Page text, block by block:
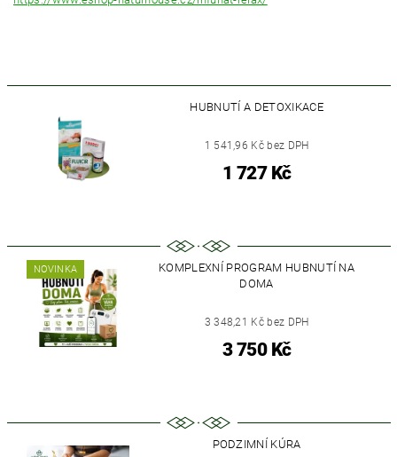
HUBNUTÍ A DETOXIKACE
1 541,96 Kč bez DPH
1 727 Kč
NOVINKA
KOMPLEXNÍ PROGRAM HUBNUTÍ NA
DOMA
3 348,21 Kč bez DPH
3 750 Kč
PODZIMNÍ KÚRA